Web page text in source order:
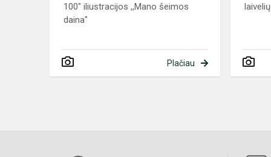
100" iliustracijos ,,Mano šeimos
daina"
Plačiau